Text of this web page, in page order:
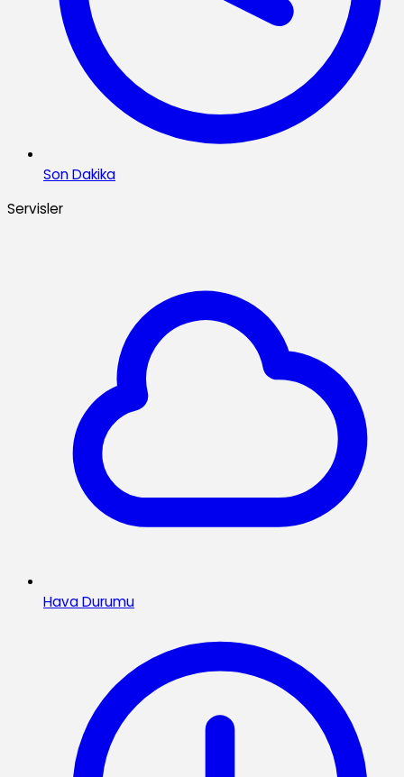
Son Dakika
Servisler
Hava Durumu